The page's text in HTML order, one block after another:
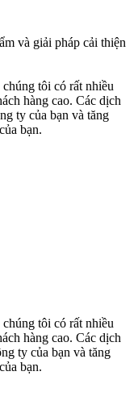
và giải pháp cải thiện
tôi có rất nhiều
hàng cao. Các dịch
ty của bạn và tăng
bạn.
tôi có rất nhiều
hàng cao. Các dịch
ty của bạn và tăng
bạn.